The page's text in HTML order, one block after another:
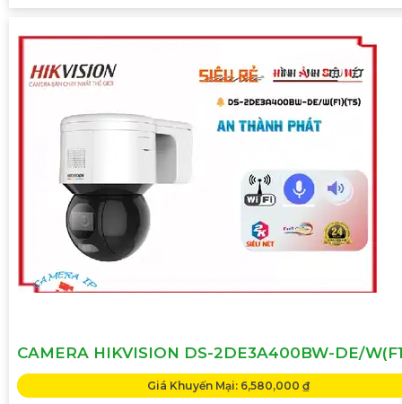
CAMERA HIKVISION DS-2DE3A400BW-DE/
Giá Khuyến Mại: 6,580,000 ₫